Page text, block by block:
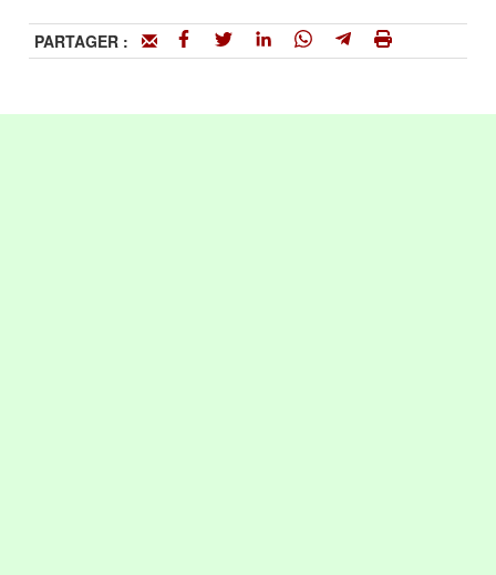
PARTAGER :